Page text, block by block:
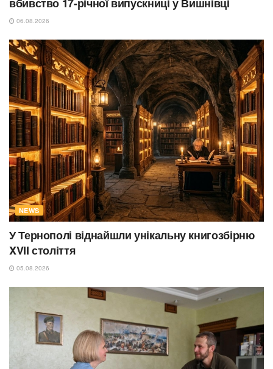
вбивство 17-річної випускниці у Вишнівці
06.08.2026
NEWS
У Тернополі віднайшли унікальну книгозбірню
XVII століття
05.08.2026